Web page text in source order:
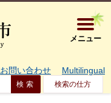
大阪府箕
メニュー
お問い合わせ Multilingual
検索の仕方